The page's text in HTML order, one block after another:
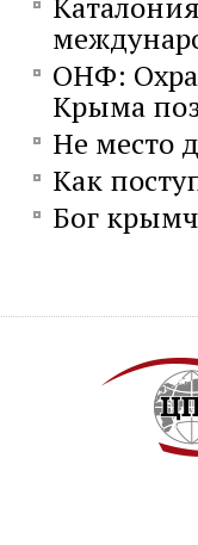
ОНФ:
Крыма
Не место
Как
Бог